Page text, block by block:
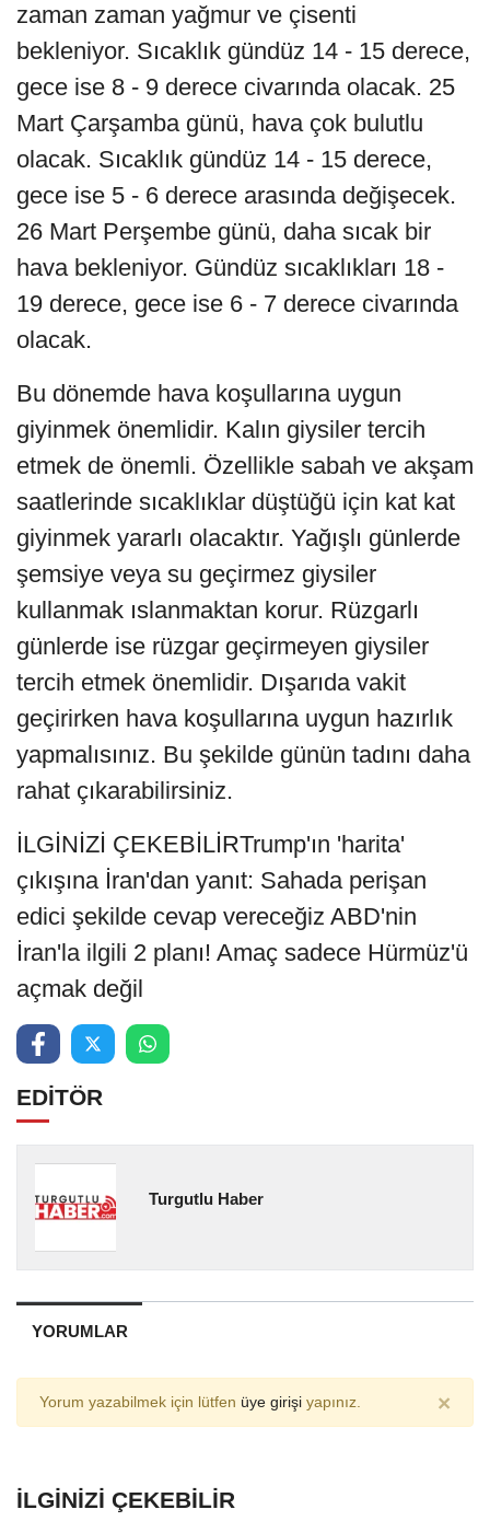
zaman zaman yağmur ve çisenti
bekleniyor. Sıcaklık gündüz 14 - 15 derece,
gece ise 8 - 9 derece civarında olacak. 25
Mart Çarşamba günü, hava çok bulutlu
olacak. Sıcaklık gündüz 14 - 15 derece,
gece ise 5 - 6 derece arasında değişecek.
26 Mart Perşembe günü, daha sıcak bir
hava bekleniyor. Gündüz sıcaklıkları 18 -
19 derece, gece ise 6 - 7 derece civarında
olacak.
Bu dönemde hava koşullarına uygun
giyinmek önemlidir. Kalın giysiler tercih
etmek de önemli. Özellikle sabah ve akşam
saatlerinde sıcaklıklar düştüğü için kat kat
giyinmek yararlı olacaktır. Yağışlı günlerde
şemsiye veya su geçirmez giysiler
kullanmak ıslanmaktan korur. Rüzgarlı
günlerde ise rüzgar geçirmeyen giysiler
tercih etmek önemlidir. Dışarıda vakit
geçirirken hava koşullarına uygun hazırlık
yapmalısınız. Bu şekilde günün tadını daha
rahat çıkarabilirsiniz.
İLGİNİZİ ÇEKEBİLİRTrump'ın 'harita'
çıkışına İran'dan yanıt: Sahada perişan
edici şekilde cevap vereceğiz ABD'nin
İran'la ilgili 2 planı! Amaç sadece Hürmüz'ü
açmak değil
EDİTÖR
Turgutlu Haber
YORUMLAR
Yorum yazabilmek için lütfen üye girişi yapınız. ×
İLGINIZI ÇEKEBILIR